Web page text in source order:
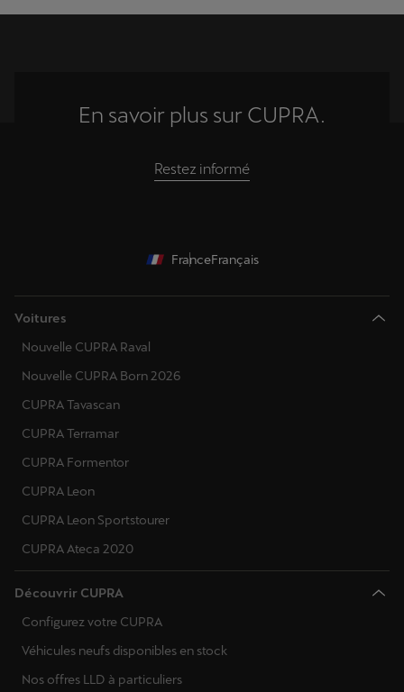
En savoir plus sur CUPRA.
Restez informé
FranceFrançais
Voitures
Nouvelle CUPRA Raval
Nouvelle CUPRA Born 2026
CUPRA Tavascan
CUPRA Terramar
CUPRA Formentor
CUPRA Leon
CUPRA Leon Sportstourer
CUPRA Ateca 2020
Découvrir CUPRA
Configurez votre CUPRA
Véhicules neufs disponibles en stock
Nos offres LLD à particuliers